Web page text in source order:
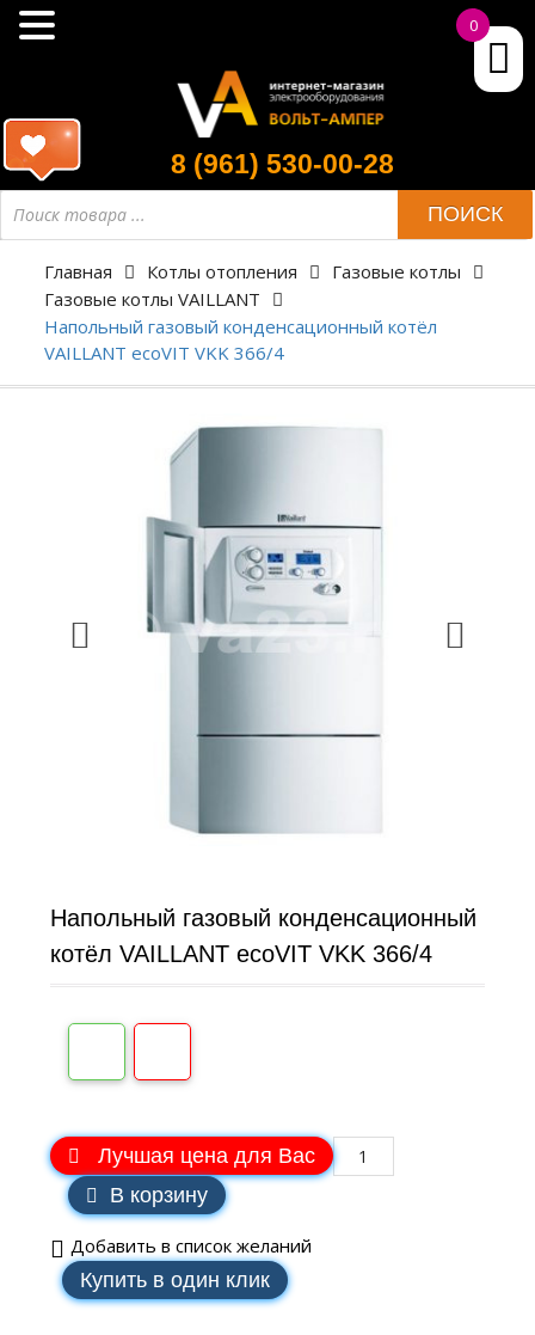
8 (961) 530-00-28
ПОИСК
Главная Котлы отопления
Газовые котлы
Газовые котлы VAILLANT
Напольный газовый конденсационный котёл
VAILLANT ecoVIT VKK 366/4
Напольный газовый конденсационный
котёл VAILLANT ecoVIT VKK 366/4
Лучшая цена для Вас
В корзину
Добавить в список желаний
Купить в один клик
0